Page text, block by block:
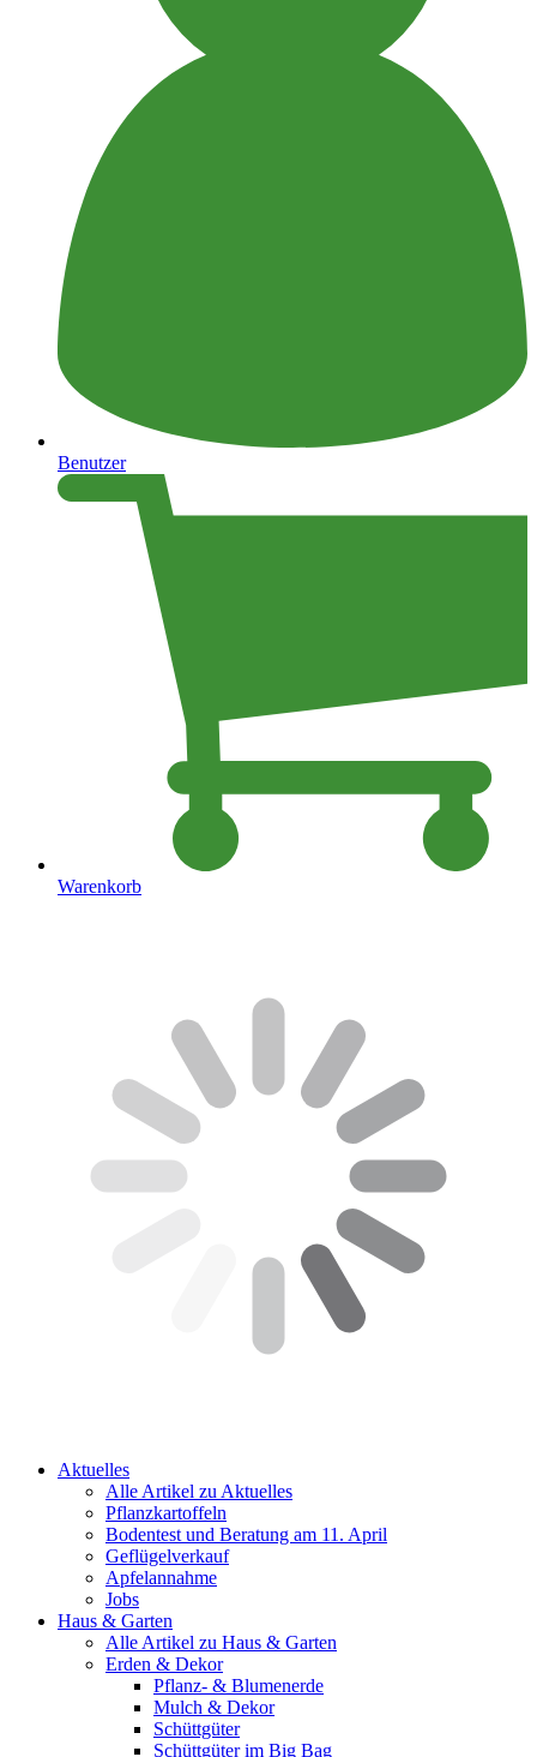
Benutzer
Warenkorb
Aktuelles
Alle Artikel zu Aktuelles
Pflanzkartoffeln
Bodentest und Beratung am 11. April
Geflügelverkauf
Apfelannahme
Jobs
Haus & Garten
Alle Artikel zu Haus & Garten
Erden & Dekor
Pflanz- & Blumenerde
Mulch & Dekor
Schüttgüter
Schüttgüter im Big Bag